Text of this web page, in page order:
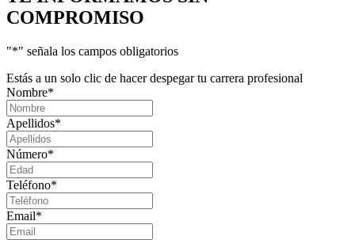
COMPROMISO
"*" señala los campos obligatorios
Estás a un solo clic de hacer despegar tu carrera profesional
Nombre*
Apellidos*
Número*
Teléfono*
Email*